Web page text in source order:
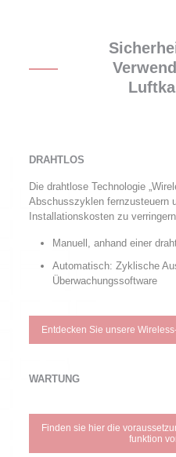
DRAHTLOS
Die drahtlose Technologie
Abschusszyklen fernzusteuern
Installationskosten zu
Manuell, anhand einer
Automatisch: Zyklische
Überwachungssoftware
Entdecken Sie unsere
WARTUNG
Finden sie hier die
funktion